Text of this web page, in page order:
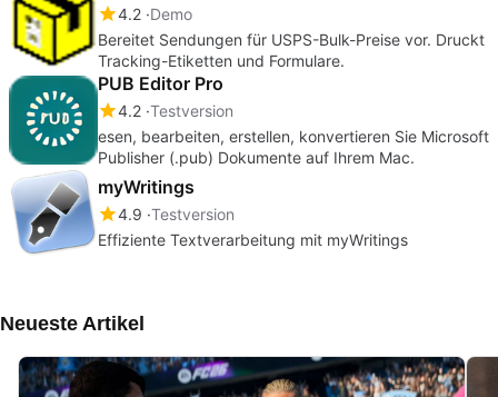
4.2 Demo
Bereitet Sendungen für USPS-Bulk-Preise vor. Druckt
Tracking-Etiketten und Formulare.
PUB Editor Pro
4.2 Testversion
esen, bearbeiten, erstellen, konvertieren Sie Microsoft
Publisher (.pub) Dokumente auf Ihrem Mac.
myWritings
4.9 Testversion
Effiziente Textverarbeitung mit myWritings
Neueste Artikel